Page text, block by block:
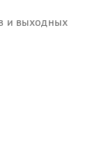
и выходных